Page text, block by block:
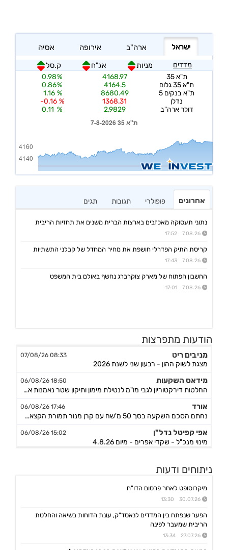
אחרונים פופולרי תגובות תגים
נתוני תעסוקה מאכזבים בארצות הברית משנים את תחזיות הריבית
7.08.26 17:52
קריסת התיק הפדרלי חושפת את מחיר המחדל של קבלני התשתיות
7.08.26 17:43
החשבון הפתוח של מארק צוקרברג נחשף באולם בית המשפט
7.08.26 17:01
הודעות מתפרצות
מניבים ריט 08:33 07/08/26
מצגת לשוק ההון - רבעון שני לשנת 2026
מידאס השקעות 18:50 06/08/26
החלטות דירקטוריון לגבי מו"מ לנטילת מימון ותיקון שטר נאמנות אג"ח ד׳ - המשך בק"ע תזמ"ז חזוי והיערכות ל
אורד 17:46 06/08/26
נחתם הסכם השקעה בסך 50 מ'שח עם קרן מנור תמורת הקצאה פרטית ב-164.51 ש״ח למניה +אופציה להשקעה נוספת, ה
אפי קפיטל נדל"ן 15:02 06/08/26
מינוי מנכ"ל - שקדי אפרים - מיום 4.8.26
הגשת בקשה להקמת בנק Nayax America בארה"ב
לייבפרסון
הצגת הצעת רכישת החברה ע"י SOUNDHOUND AI
אפולו פאוור
ניתוחים ודעות
מיקרוסופט לאחר פרסום הדו"ח
30.07.26 13:30
הפער שנפתח בין המדדים לנאסד"ק, עונת הדוחות בשיאה והחלטת
הריבית שמעבר לפינה
27.07.26 13:34